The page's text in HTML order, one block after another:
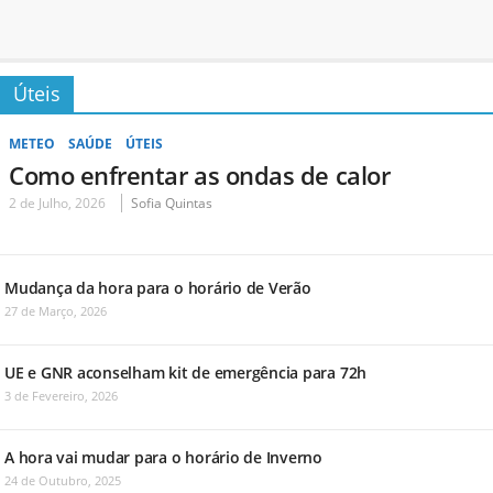
Úteis
METEO SAÚDE ÚTEIS
Como enfrentar as ondas de calor
2 de Julho, 2026 Sofia Quintas
Mudança da hora para o horário de Verão
27 de Março, 2026
UE e GNR aconselham kit de emergência para 72h
3 de Fevereiro, 2026
A hora vai mudar para o horário de Inverno
24 de Outubro, 2025